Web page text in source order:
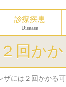
診療疾患
Disease
回か
ザには２回かかる